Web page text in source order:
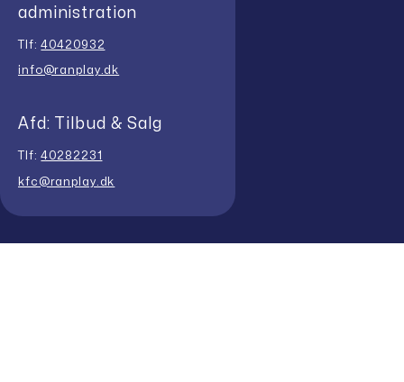
administration
Tlf:40420932
info@ranplay.dk
Afd: Tilbud & Salg
Tlf:40282231
kfc@ranplay.dk